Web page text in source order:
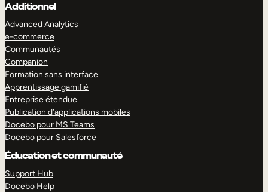
Additionnel
Advanced Analytics
e-commerce
Communautés
Companion
Formation sans interface
Apprentissage gamifié
Entreprise étendue
Publication d’applications mobiles
Docebo pour MS Teams
Docebo pour Salesforce
Éducation et communauté
Support Hub
Docebo Help